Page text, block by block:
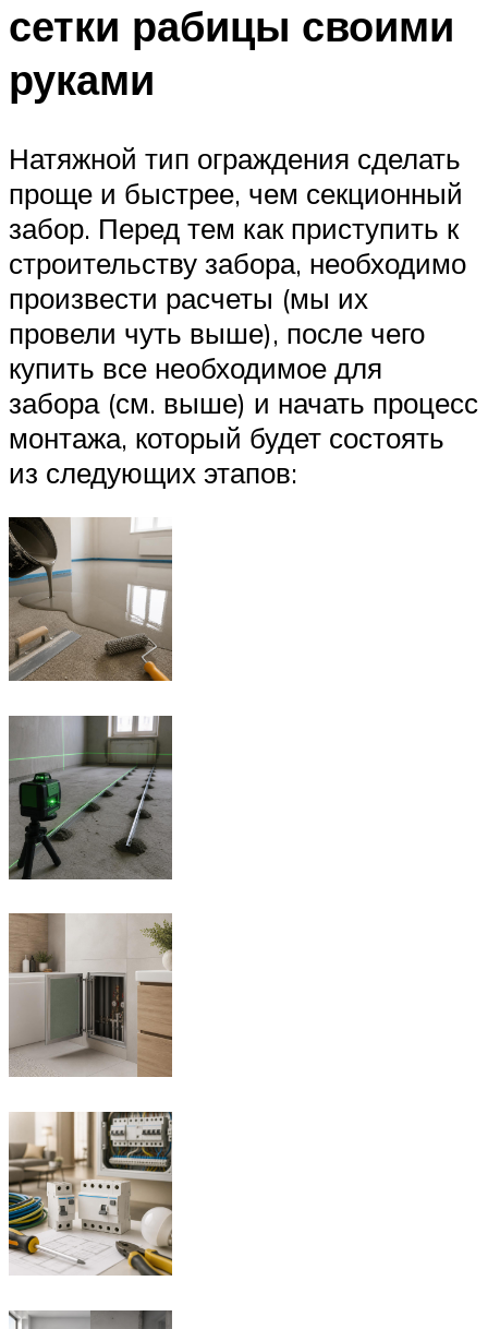
сетки рабицы своими
руками
Натяжной тип ограждения сделать
проще и быстрее, чем секционный
забор. Перед тем как приступить к
строительству забора, необходимо
произвести расчеты (мы их
провели чуть выше), после чего
купить все необходимое для
забора (см. выше) и начать процесс
монтажа, который будет состоять
из следующих этапов: